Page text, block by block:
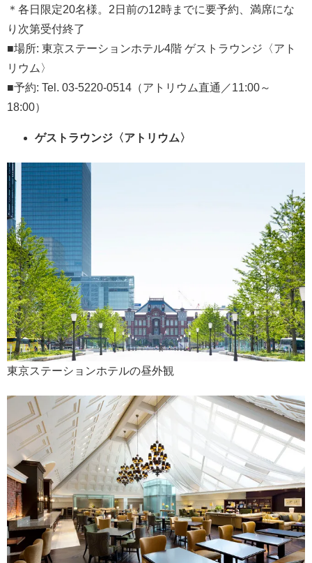
＊各日限定20名様。2日前の12時までに要予約、満席にな
り次第受付終了
■場所: 東京ステーションホテル4階 ゲストラウンジ〈アト
リウム〉
■予約: Tel. 03-5220-0514（アトリウム直通／11:00～
18:00）
ゲストラウンジ〈アトリウム〉
東京ステーションホテルの昼外観